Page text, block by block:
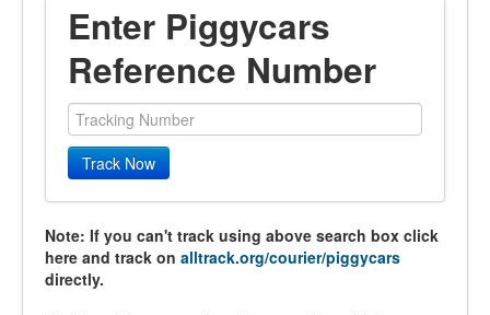
Enter Piggycars
Reference Number
Track Now
Note: If you can't track using above search box click
here and track on alltrack.org/courier/piggycars
directly.